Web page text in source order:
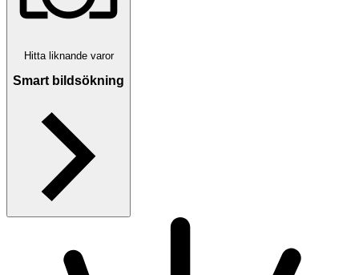
Hitta liknande varor
Smart bildsökning